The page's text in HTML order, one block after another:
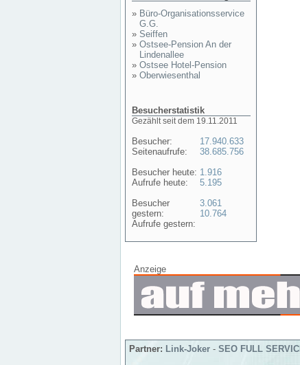
» Büro-Organisationsservice
G.G.
» Seiffen
» Ostsee-Pension An der
Lindenallee
» Ostsee Hotel-Pension
» Oberwiesenthal
Besucherstatistik
Gezählt seit dem 19.11.2011
Besucher:
Seitenaufrufe:
Besucher heute:
Aufrufe heute:
Besucher
gestern:
Aufrufe gestern:
17.940.633
38.685.756
1.916
5.195
3.061
10.764
Anzeige
Partner: Link-Joker - SEO FULL